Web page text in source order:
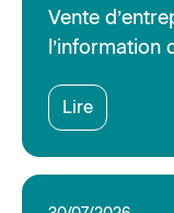
Vente
l’information
Lire